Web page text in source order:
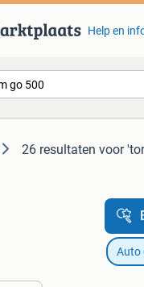
Help en
26 resultaten voor
Auto